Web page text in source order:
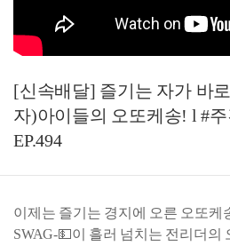
[신속배달] 즐기는 자가 바
자)아이들의 오또케송! l #
EP.494
이제는 즐기는 경지에 오른 오또
SWAG-💵이 흘러 넘치는 전리더